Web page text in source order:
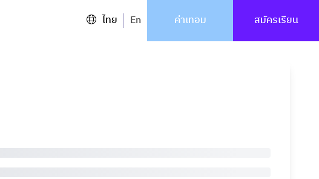
ไทย En ค่าเทอม สมัครเรียน